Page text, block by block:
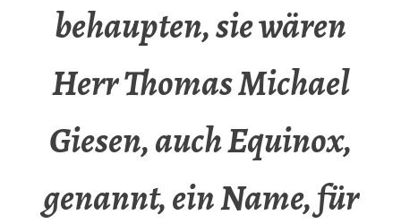
behaupten, sie wären
Herr Thomas Michael
Giesen, auch Equinox,
genannt, ein Name, für